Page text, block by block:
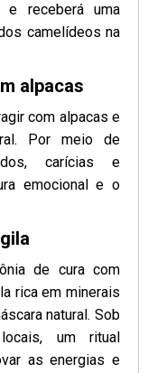
receberá uma
camelídeos na
alpacas
com alpacas e
Por meio de
carícias e
emocional e o
de cura com
rica em minerais
natural. Sob
um ritual
as energias e